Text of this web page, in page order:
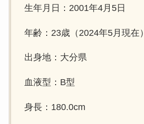
生年月日：2001年4月5日
年齢：23歳（2024年5月現在）
出身地：大分県
血液型：B型
身長：180.0cm